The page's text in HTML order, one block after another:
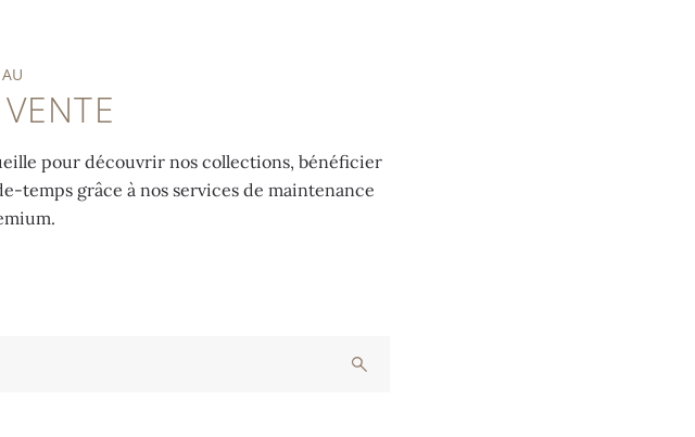
pour découvrir nos collections, bénéficier
temps grâce à nos services de maintenance